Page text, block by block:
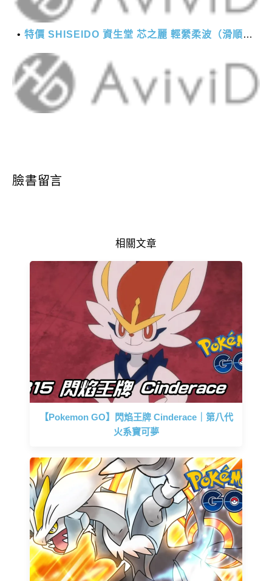
特價 SHISEIDO 資生堂 芯之麗 輕縈柔波（滑順潤澤）護髮乳 1000g
臉書留言
相關文章
【Pokemon GO】閃焰王牌 Cinderace｜第八代
火系寶可夢